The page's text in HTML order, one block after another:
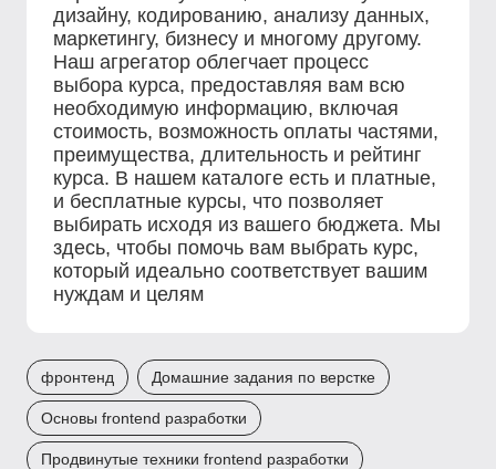
дизайну, кодированию, анализу данных,
маркетингу, бизнесу и многому другому.
Наш агрегатор облегчает процесс
выбора курса, предоставляя вам всю
необходимую информацию, включая
стоимость, возможность оплаты частями,
преимущества, длительность и рейтинг
курса. В нашем каталоге есть и платные,
и бесплатные курсы, что позволяет
выбирать исходя из вашего бюджета. Мы
здесь, чтобы помочь вам выбрать курс,
который идеально соответствует вашим
нуждам и целям
фронтенд Домашние задания по верстке
Основы frontend разработки
Продвинутые техники frontend разработки